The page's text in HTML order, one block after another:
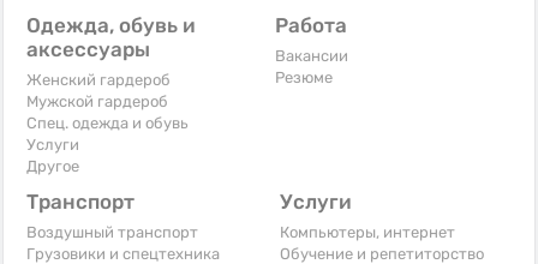
Одежда, обувь и
аксессуары
Женский гардероб
Мужской гардероб
Спец. одежда и обувь
Услуги
Другое
Работа
Вакансии
Резюме
Транспорт
Воздушный транспорт
Грузовики и спецтехника
Услуги
Компьютеры, интернет
Обучение и репетиторство